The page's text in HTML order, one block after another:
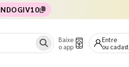
Baixe
o app
Entre
ou